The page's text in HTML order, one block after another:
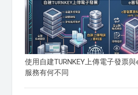
使用自建TURNKEY上傳電子發票
服務有何不同